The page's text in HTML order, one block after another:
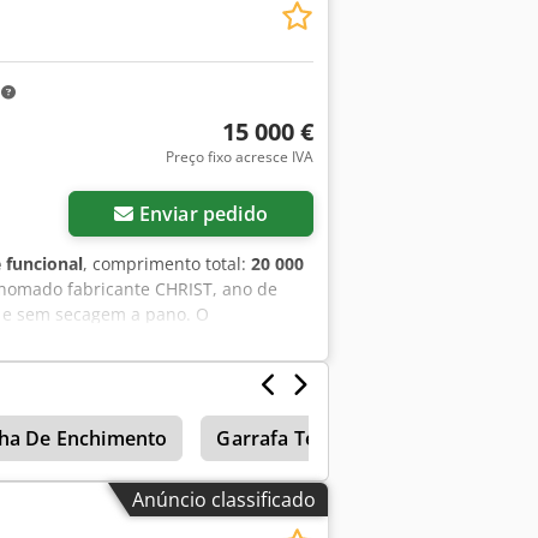
15 000 €
Preço fixo acresce IVA
Enviar pedido
, comprimento total: 20 000
fabricante CHRIST, ano de
sem secagem a pano. O
• Pórtico de publicidade e
• Pórtico de lavagem com alta
E Azj Afhsck • Plataforma de
para empresas que desejam
linha de lavagem com
De Enchimento Garrafa Térmica
Anúncio classificado